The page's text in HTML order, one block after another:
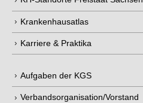
Krankenhausatlas
Karriere & Praktika
Aufgaben der KGS
Verbandsorganisation/Vorstand